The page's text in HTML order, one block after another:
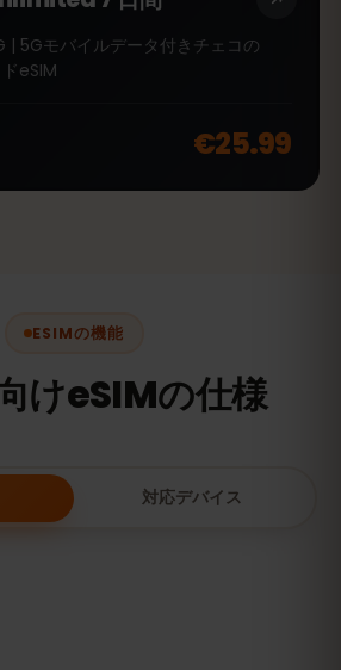
| 5Gモバイルデータ付きチェコの
eSIM
€25.99
ESIMの機能
けeSIMの仕様
対応デバイス